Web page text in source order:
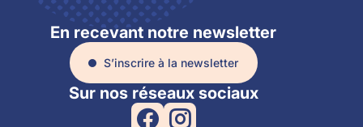
En recevant notre newsletter
S’inscrire à la newsletter
Sur nos réseaux sociaux